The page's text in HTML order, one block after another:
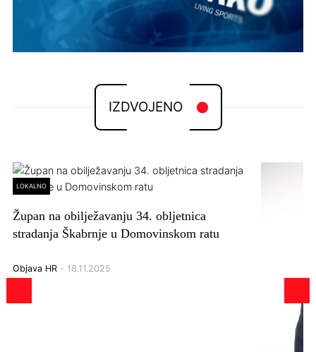
IZDVOJENO
LOKALNO
Župan na obilježavanju 34. obljetnica
stradanja Škabrnje u Domovinskom ratu
Objava HR - 18.11.2025